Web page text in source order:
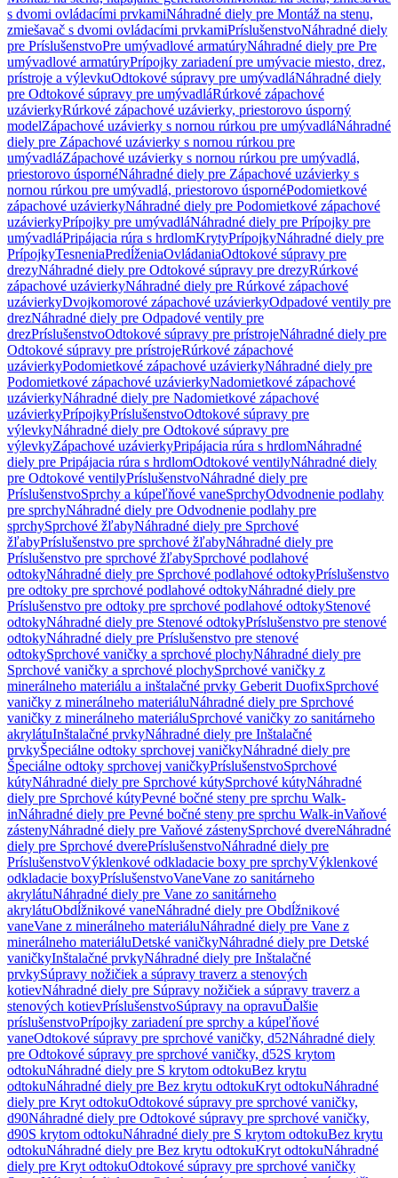
s dvomi ovládacími prvkamiNáhradné diely pre Montáž na stenu,
zmiešavač s dvomi ovládacími prvkamiPríslušenstvoNáhradné diely
pre PríslušenstvoPre umývadlové armatúryNáhradné diely pre Pre
umývadlové armatúryPrípojky zariadení pre umývacie miesto, drez,
prístroje a výlevkuOdtokové súpravy pre umývadláNáhradné diely
pre Odtokové súpravy pre umývadláRúrkové zápachové
uzávierkyRúrkové zápachové uzávierky, priestorovo úsporný
modelZápachové uzávierky s nornou rúrkou pre umývadláNáhradné
diely pre Zápachové uzávierky s nornou rúrkou pre
umývadláZápachové uzávierky s nornou rúrkou pre umývadlá,
priestorovo úspornéNáhradné diely pre Zápachové uzávierky s
nornou rúrkou pre umývadlá, priestorovo úspornéPodomietkové
zápachové uzávierkyNáhradné diely pre Podomietkové zápachové
uzávierkyPrípojky pre umývadláNáhradné diely pre Prípojky pre
umývadláPripájacia rúra s hrdlomKrytyPrípojkyNáhradné diely pre
PrípojkyTesneniaPredĺženiaOvládaniaOdtokové súpravy pre
drezyNáhradné diely pre Odtokové súpravy pre drezyRúrkové
zápachové uzávierkyNáhradné diely pre Rúrkové zápachové
uzávierkyDvojkomorové zápachové uzávierkyOdpadové ventily pre
drezNáhradné diely pre Odpadové ventily pre
drezPríslušenstvoOdtokové súpravy pre prístrojeNáhradné diely pre
Odtokové súpravy pre prístrojeRúrkové zápachové
uzávierkyPodomietkové zápachové uzávierkyNáhradné diely pre
Podomietkové zápachové uzávierkyNadomietkové zápachové
uzávierkyNáhradné diely pre Nadomietkové zápachové
uzávierkyPrípojkyPríslušenstvoOdtokové súpravy pre
výlevkyNáhradné diely pre Odtokové súpravy pre
výlevkyZápachové uzávierkyPripájacia rúra s hrdlomNáhradné
diely pre Pripájacia rúra s hrdlomOdtokové ventilyNáhradné diely
pre Odtokové ventilyPríslušenstvoNáhradné diely pre
PríslušenstvoSprchy a kúpeľňové vaneSprchyOdvodnenie podlahy
pre sprchyNáhradné diely pre Odvodnenie podlahy pre
sprchySprchové žľabyNáhradné diely pre Sprchové
žľabyPríslušenstvo pre sprchové žľabyNáhradné diely pre
Príslušenstvo pre sprchové žľabySprchové podlahové
odtokyNáhradné diely pre Sprchové podlahové odtokyPríslušenstvo
pre odtoky pre sprchové podlahové odtokyNáhradné diely pre
Príslušenstvo pre odtoky pre sprchové podlahové odtokyStenové
odtokyNáhradné diely pre Stenové odtokyPríslušenstvo pre stenové
odtokyNáhradné diely pre Príslušenstvo pre stenové
odtokySprchové vaničky a sprchové plochyNáhradné diely pre
Sprchové vaničky a sprchové plochySprchové vaničky z
minerálneho materiálu a inštalačné prvky Geberit DuofixSprchové
vaničky z minerálneho materiáluNáhradné diely pre Sprchové
vaničky z minerálneho materiáluSprchové vaničky zo sanitárneho
akrylátuInštalačné prvkyNáhradné diely pre Inštalačné
prvkyŠpeciálne odtoky sprchovej vaničkyNáhradné diely pre
Špeciálne odtoky sprchovej vaničkyPríslušenstvoSprchové
kútyNáhradné diely pre Sprchové kútySprchové kútyNáhradné
diely pre Sprchové kútyPevné bočné steny pre sprchu Walk-
inNáhradné diely pre Pevné bočné steny pre sprchu Walk-inVaňové
zástenyNáhradné diely pre Vaňové zástenySprchové dvereNáhradné
diely pre Sprchové dverePríslušenstvoNáhradné diely pre
PríslušenstvoVýklenkové odkladacie boxy pre sprchyVýklenkové
odkladacie boxyPríslušenstvoVaneVane zo sanitárneho
akrylátuNáhradné diely pre Vane zo sanitárneho
akrylátuObdĺžnikové vaneNáhradné diely pre Obdĺžnikové
vaneVane z minerálneho materiáluNáhradné diely pre Vane z
minerálneho materiáluDetské vaničkyNáhradné diely pre Detské
vaničkyInštalačné prvkyNáhradné diely pre Inštalačné
prvkySúpravy nožičiek a súpravy traverz a stenových
kotievNáhradné diely pre Súpravy nožičiek a súpravy traverz a
stenových kotievPríslušenstvoSúpravy na opravuĎalšie
príslušenstvoPrípojky zariadení pre sprchy a kúpeľňové
vaneOdtokové súpravy pre sprchové vaničky, d52Náhradné diely
pre Odtokové súpravy pre sprchové vaničky, d52S krytom
odtokuNáhradné diely pre S krytom odtokuBez krytu
odtokuNáhradné diely pre Bez krytu odtokuKryt odtokuNáhradné
diely pre Kryt odtokuOdtokové súpravy pre sprchové vaničky,
d90Náhradné diely pre Odtokové súpravy pre sprchové vaničky,
d90S krytom odtokuNáhradné diely pre S krytom odtokuBez krytu
odtokuNáhradné diely pre Bez krytu odtokuKryt odtokuNáhradné
diely pre Kryt odtokuOdtokové súpravy pre sprchové vaničky